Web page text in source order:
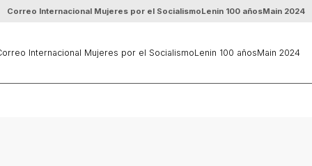
Correo Internacional Mujeres por el SocialismoLenin 100 añosMain 2024
Internacional Mujeres por el SocialismoLenin 100 añosMain 2024